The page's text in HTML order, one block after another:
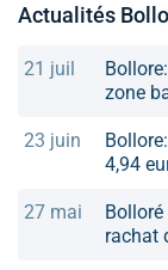
Actualités
21 juil
zone
23 juin
4,94
27 mai
rachat